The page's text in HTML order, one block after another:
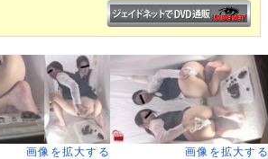
画像を拡大する 画像を拡大する